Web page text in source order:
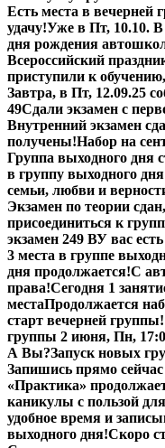
Есть места в вечерней
удачу!Уже в Пт, 10.10.
дня рождения
Всероссийский
приступили к
Завтра, в Пт, 12.09.25
49Сдали экзамен с
Внутренний экзамен
получены!Набор на
Группа выходного дня
в группу выходного
семьи, любви и
Экзамен по теории
присоединиться к
экзамен 249 ВУ вас
3 места в группе
дня продолжается!С
права!Сегодня 1
местаПродолжается
старт вечерней
группы 2 июня, Пн,
А Вы?Запуск новых
Запишись прямо сейчас
«Практика»
каникулы с пользой
удобное время и
выходного дня!Скоро